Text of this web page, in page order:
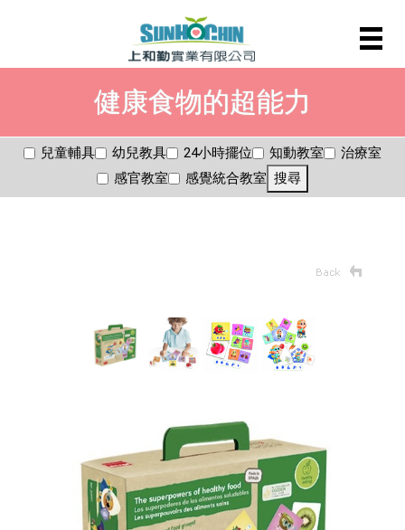
健康食物的超能力
兒童輔具 幼兒教具 24小時擺位 知動教室
治療室
感官教室
感覺統合教室 搜尋